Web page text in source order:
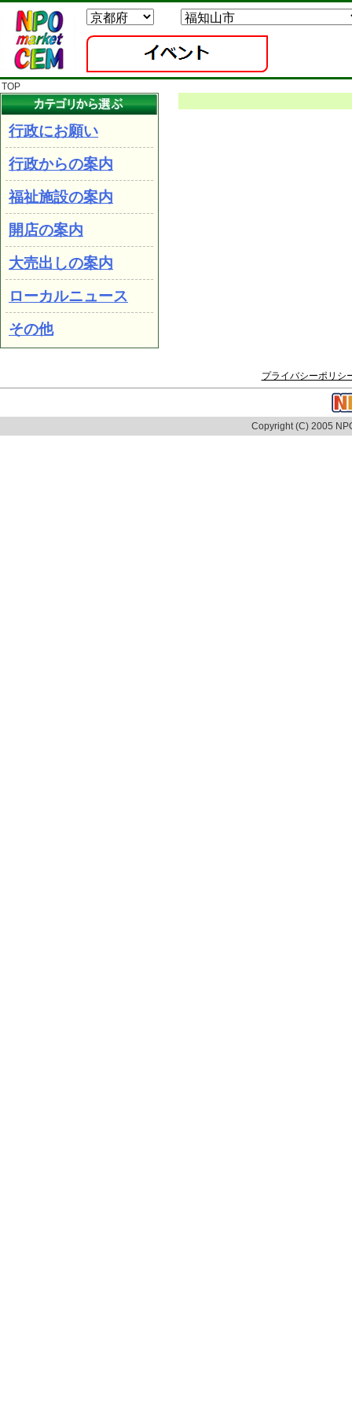
TOP
行政にお願い
行政からの案内
福祉施設の案内
開店の案内
大売出しの案内
ローカルニュース
その他
プライバシーポリシ
Copyright (C) 2005